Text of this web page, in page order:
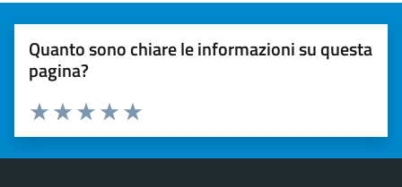
Quanto sono chiare le informazioni su questa
pagina?
Valuta 5 stelle su 5
Valuta 4 stelle su 5
Valuta 3 stelle su 5
Valuta 2 stelle su 5
Valuta 1 stelle su 5